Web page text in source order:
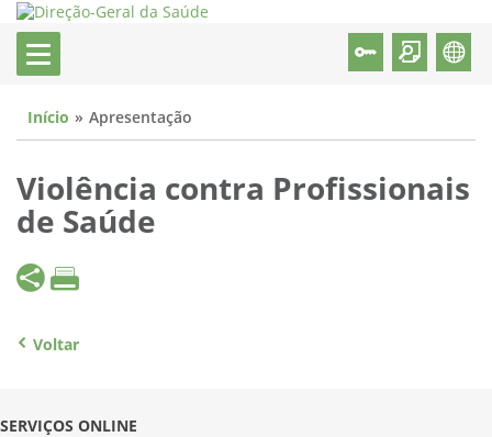
Início Apresentação
Violência contra Profissionais
de Saúde
Voltar
SERVIÇOS ONLINE